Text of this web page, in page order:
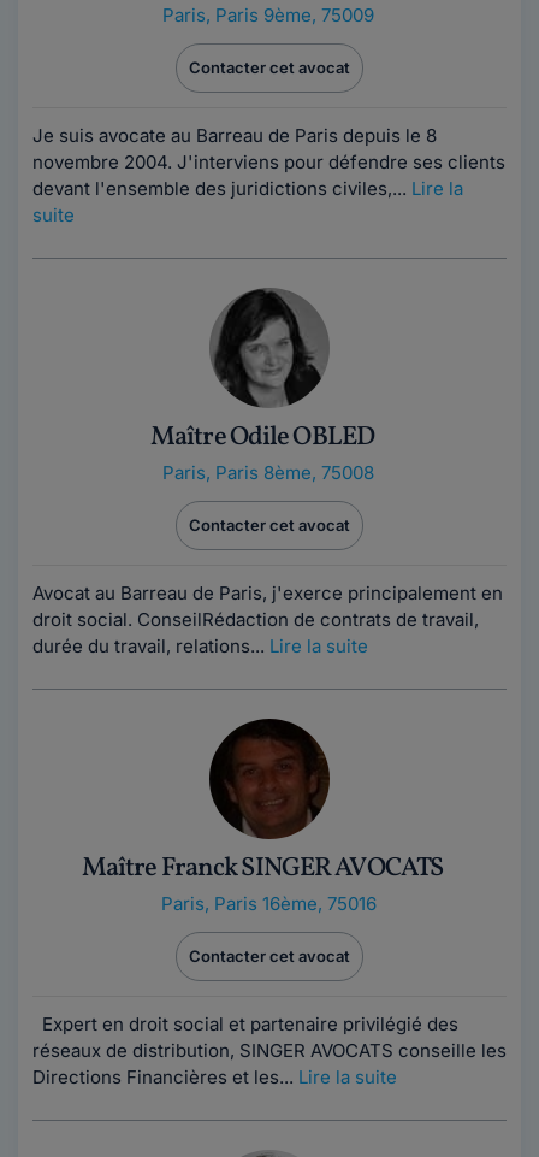
Paris, Paris 9ème, 75009
Contacter cet avocat
Je suis avocate au Barreau de Paris depuis le 8
novembre 2004. J'interviens pour défendre ses clients
devant l'ensemble des juridictions civiles,... Lire la
suite
Maître Odile OBLED
Paris, Paris 8ème, 75008
Contacter cet avocat
Avocat au Barreau de Paris, j'exerce principalement en
droit social. ConseilRédaction de contrats de travail,
durée du travail, relations... Lire la suite
Maître Franck SINGER AVOCATS
Paris, Paris 16ème, 75016
Contacter cet avocat
Expert en droit social et partenaire privilégié des
réseaux de distribution, SINGER AVOCATS conseille les
Directions Financières et les... Lire la suite